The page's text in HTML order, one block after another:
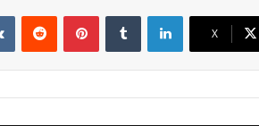
‫X
لينكدإن بينتيريست